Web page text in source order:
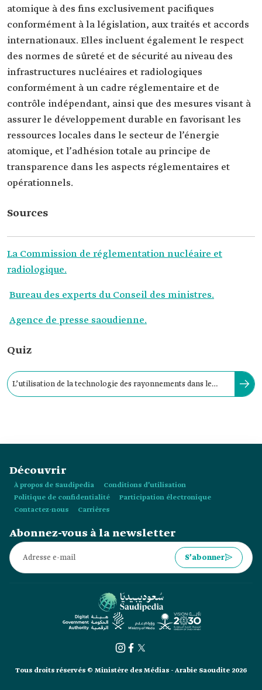
atomique à des fins exclusivement pacifiques
conformément à la législation, aux traités et accords
internationaux. Elles incluent également le respect
des normes de sûreté et de sécurité au niveau des
infrastructures nucléaires et radiologiques
conformément à un cadre réglementaire et de
contrôle indépendant, ainsi que des mesures visant à
assurer le développement durable en favorisant les
ressources locales dans le secteur de l’énergie
atomique, et l’adhésion totale au principe de
transparence dans les aspects réglementaires et
opérationnels.
Sources
La Commission de réglementation nucléaire et
radiologique.
Bureau des experts du Conseil des ministres.
Agence de presse saoudienne.
Quiz
L’utilisation de la technologie des rayonnements dans le
Découvrir
À propos de Saudipedia
Conditions d’utilisation
Politique de confidentialité
Participation électronique
Contactez-nous
Carrières
Abonnez-vous à la newsletter
S’abonner
Tous droits réservés © Ministère des Médias - Arabie Saoudite 2026